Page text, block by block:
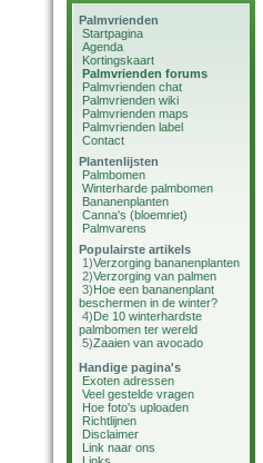
Palmvrienden
Startpagina
Agenda
Kortingskaart
Palmvrienden forums
Palmvrienden chat
Palmvrienden wiki
Palmvrienden maps
Palmvrienden label
Contact
Plantenlijsten
Palmbomen
Winterharde palmbomen
Bananenplanten
Canna's (bloemriet)
Palmvarens
Populairste artikels
1)Verzorging bananenplanten
2)Verzorging van palmen
3)Hoe een bananenplant
beschermen in de winter?
4)De 10 winterhardste
palmbomen ter wereld
5)Zaaien van avocado
Handige pagina's
Exoten adressen
Veel gestelde vragen
Hoe foto's uploaden
Richtlijnen
Disclaimer
Link naar ons